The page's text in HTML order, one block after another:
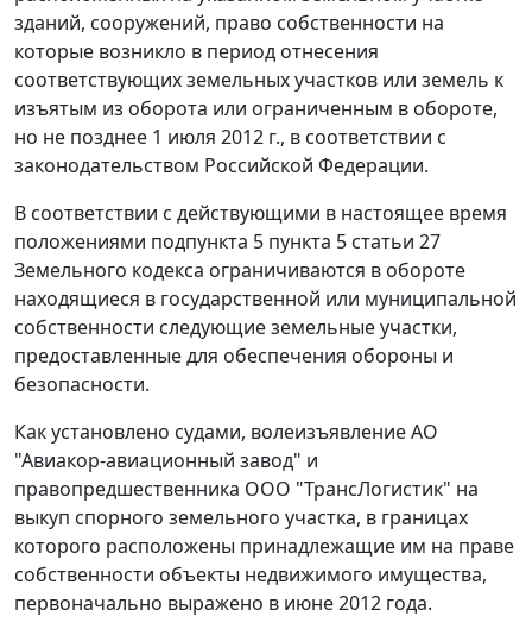
зданий, сооружений, право собственности на
которые возникло в период отнесения
соответствующих земельных участков или земель к
изъятым из оборота или ограниченным в обороте,
но не позднее 1 июля 2012 г., в соответствии с
законодательством Российской Федерации.
В соответствии с действующими в настоящее время
положениями подпункта 5 пункта 5 статьи 27
Земельного кодекса ограничиваются в обороте
находящиеся в государственной или муниципальной
собственности следующие земельные участки,
предоставленные для обеспечения обороны и
безопасности.
Как установлено судами, волеизъявление АО
"Авиакор-авиационный завод" и
правопредшественника ООО "ТрансЛогистик" на
выкуп спорного земельного участка, в границах
которого расположены принадлежащие им на праве
собственности объекты недвижимого имущества,
первоначально выражено в июне 2012 года.